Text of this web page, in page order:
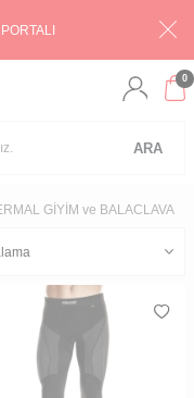
ARA
0
GİYİM ve BALACLAVA